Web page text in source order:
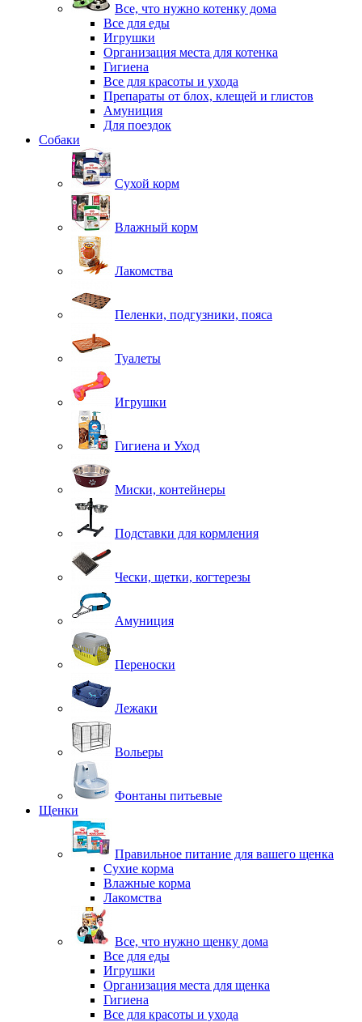
Все, что нужно котенку дома
Все для еды
Игрушки
Организация места для котенка
Гигиена
Все для красоты и ухода
Препараты от блох, клещей и глистов
Амуниция
Для поездок
Собаки
Сухой корм
Влажный корм
Лакомства
Пеленки, подгузники, пояса
Туалеты
Игрушки
Гигиена и Уход
Миски, контейнеры
Подставки для кормления
Чески, щетки, когтерезы
Амуниция
Переноски
Лежаки
Вольеры
Фонтаны питьевые
Щенки
Правильное питание для вашего щенка
Сухие корма
Влажные корма
Лакомства
Все, что нужно щенку дома
Все для еды
Игрушки
Организация места для щенка
Гигиена
Все для красоты и ухода